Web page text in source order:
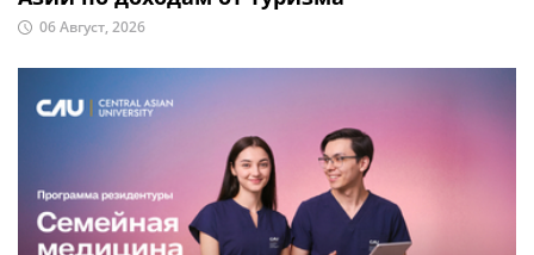
06 Август, 2026